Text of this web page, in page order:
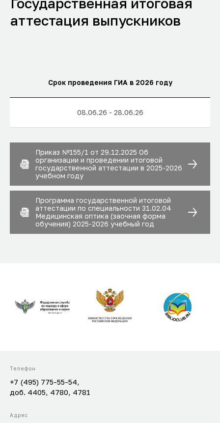
Срок проведения ГИА в 2026 году
08.06.26 - 28.06.26
Приказ №155/1 от 29.12.2025 Об
организации и проведении итоговой
государственной аттестации в 2025-2026
учебном году
Программа государственной итоговой
аттестации по специальности 31.02.04
Медицинская оптика (заочная форма
обучения) 2025-2026 учебный год
Телефон
+7 (495) 775-55-54,
доб. 4405, 4780, 4781
Адрес